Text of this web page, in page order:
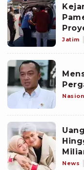
Jatim
News